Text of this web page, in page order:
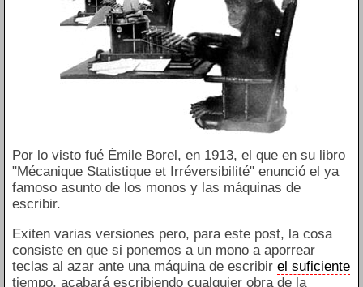
Por lo visto fué Émile Borel, en 1913, el que en su libro
"Mécanique Statistique et Irréversibilité" enunció el ya
famoso asunto de los monos y las máquinas de
escribir.
Exiten varias versiones pero, para este post, la cosa
consiste en que si ponemos a un mono a aporrear
teclas al azar ante una máquina de escribir el suficiente
tiempo, acabará escribiendo cualquier obra de la